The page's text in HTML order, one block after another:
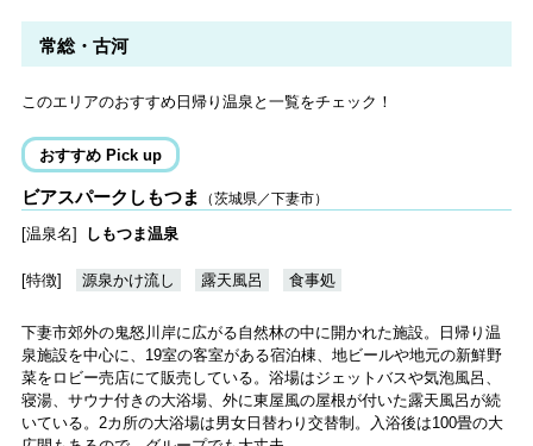
常総・古河
このエリアのおすすめ日帰り温泉と一覧をチェック！
おすすめ Pick up
ビアスパークしもつま （茨城県／下妻市）
[温泉名] しもつま温泉
[特徴] 源泉かけ流し 露天風呂 食事処
下妻市郊外の鬼怒川岸に広がる自然林の中に開かれた施設。日帰り温
泉施設を中心に、19室の客室がある宿泊棟、地ビールや地元の新鮮野
菜をロビー売店にて販売している。浴場はジェットバスや気泡風呂、
寝湯、サウナ付きの大浴場、外に東屋風の屋根が付いた露天風呂が続
いている。2カ所の大浴場は男女日替わり交替制。入浴後は100畳の大